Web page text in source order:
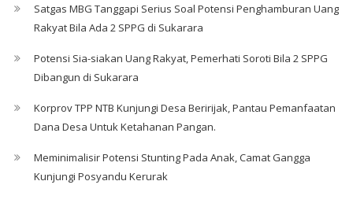
Satgas MBG Tanggapi Serius Soal Potensi Penghamburan Uang
Rakyat Bila Ada 2 SPPG di Sukarara
Potensi Sia-siakan Uang Rakyat, Pemerhati Soroti Bila 2 SPPG
Dibangun di Sukarara
Korprov TPP NTB Kunjungi Desa Beririjak, Pantau Pemanfaatan
Dana Desa Untuk Ketahanan Pangan.
Meminimalisir Potensi Stunting Pada Anak, Camat Gangga
Kunjungi Posyandu Kerurak